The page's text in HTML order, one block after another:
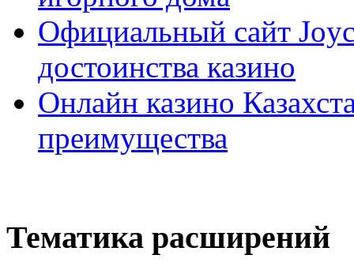
Официальный сайт
достоинства казино
Онлайн казино
преимущества
Тематика расширений